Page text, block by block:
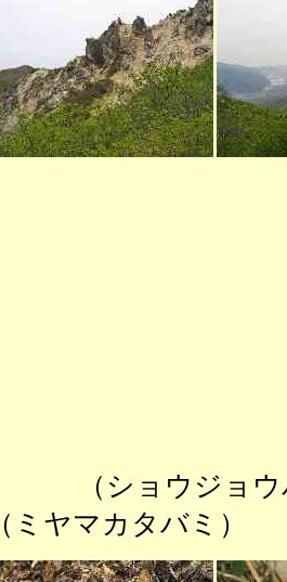
（ショウ
（ミヤマカタバミ）